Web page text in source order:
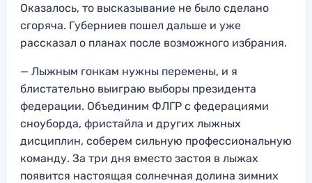
Оказалось, то высказывание не было сделано
сгоряча. Губерниев пошел дальше и уже
рассказал о планах после возможного избрания.
— Лыжным гонкам нужны перемены, и я
блистательно выиграю выборы президента
федерации. Объединим ФЛГР с федерациями
сноуборда, фристайла и других лыжных
дисциплин, соберем сильную профессиональную
команду. За три дня вместо застоя в лыжах
появится настоящая солнечная долина зимних